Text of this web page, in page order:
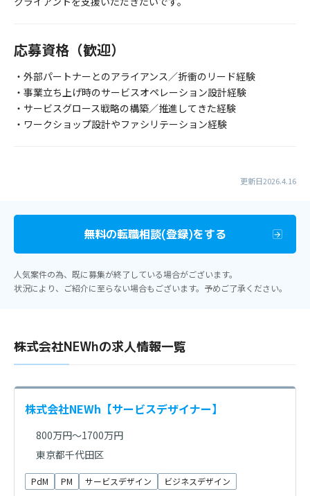
応募資格（歓迎）
・外部パートナーとのアライアンス／折衝のリード経験
・事業立ち上げ時のサービスオペレーション設計経験
・サービスグロース戦略の構築／推進してきた経験
・ワークショップ設計やファシリテーション経験
更新日2026.4.16
無料の転職相談(登録)をする
人気案件の為、既に募集が終了している場合がございます。
状況により、ご紹介に至らない場合もございます。予めご了承ください。
株式会社NEWhの求人情報一覧
株式会社NEWh【サービスデザイナー】
800万円～1700万円
東京都千代田区
PdM PM サービスデザイン ビジネスデザイン